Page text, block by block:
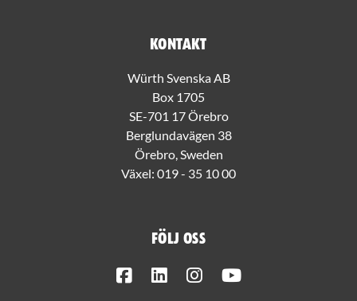
Kontakt
Würth Svenska AB
Box 1705
SE-701 17 Örebro
Berglundavägen 38
Örebro, Sweden
Växel: 019 - 35 10 00
Följ oss
FacebookLinkedInInstagram